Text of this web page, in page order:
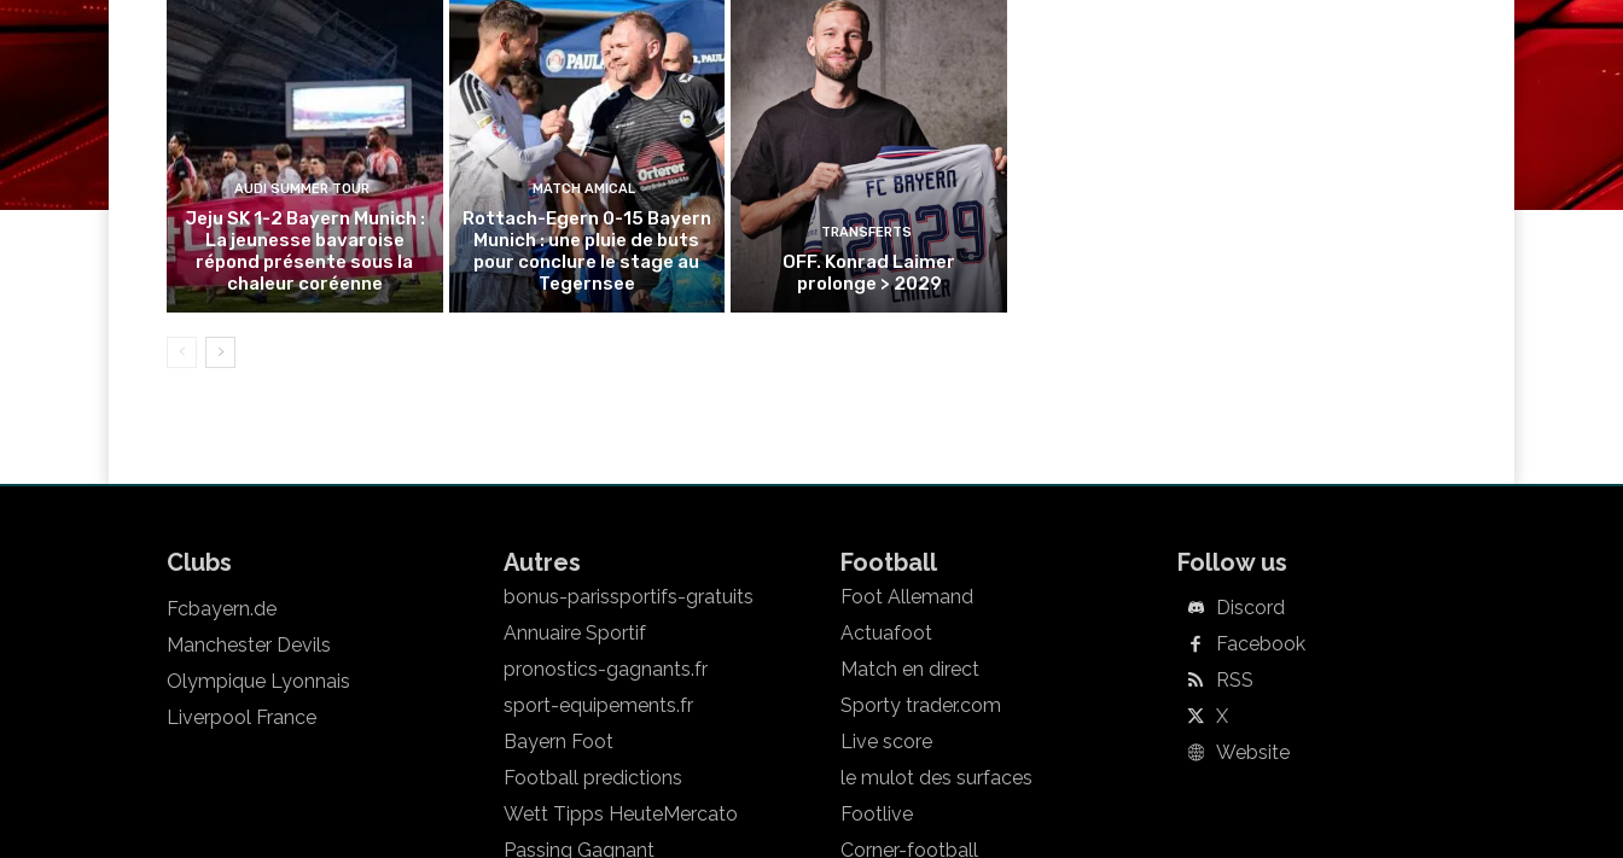
AUDI SUMMER TOUR
Jeju SK 1-2 Bayern Munich :
La jeunesse bavaroise
répond présente sous la
chaleur coréenne
MATCH AMICAL
Rottach-Egern 0-15 Bayern
Munich : une pluie de buts
pour conclure le stage au
Tegernsee
TRANSFERTS
OFF. Konrad Laimer
prolonge > 2029
Clubs
Fcbayern.de
Manchester Devils
Olympique Lyonnais
Liverpool France
Autres
bonus-parissportifs-gratuits
Annuaire Sportif
pronostics-gagnants.fr
sport-equipements.fr
Bayern Foot
Football predictions
Wett Tipps HeuteMercato
Passing Gagnant
Football
Foot Allemand
Actuafoot
Match en direct
Sporty trader.com
Live score
le mulot des surfaces
Footlive
Corner-football
Follow us
Discord
Facebook
RSS
X
Website